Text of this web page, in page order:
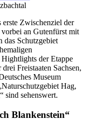
Zwischenziel der
an Gutenfürst mit
das Schutzgebiet
der Etappe
Freistaaten Sachsen,
Museum
Hag,
sind sehenswert.
Blankenstein“